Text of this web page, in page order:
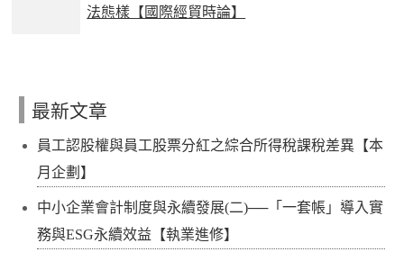
法態樣【國際經貿時論】
最新文章
員工認股權與員工股票分紅之綜合所得稅課稅差異【本
月企劃】
中小企業會計制度與永續發展(二)──「一套帳」導入實
務與ESG永續效益【執業進修】